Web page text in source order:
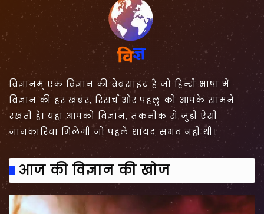
विज्ञानम् एक विज्ञान की वेबसाइट है जो हिन्दी भाषा में
विज्ञान की हर खबर, रिसर्च और पहलु को आपके सामने
रखती है। यहां आपको विज्ञान, तकनीक से जुड़ी ऐसी
जानकारियां मिलेंगी जो पहले शायद संभव नहीं थी।
आज की विज्ञान की खोज